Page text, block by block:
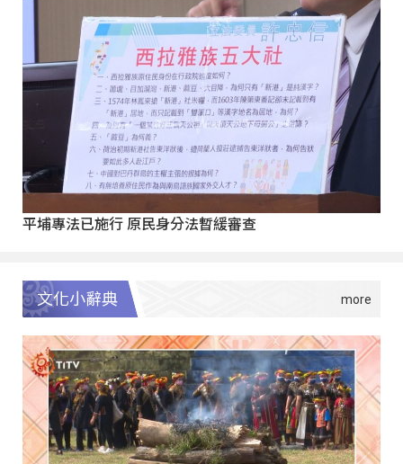
平埔專法已施行 原民身分法暫緩審查
文化小辭典